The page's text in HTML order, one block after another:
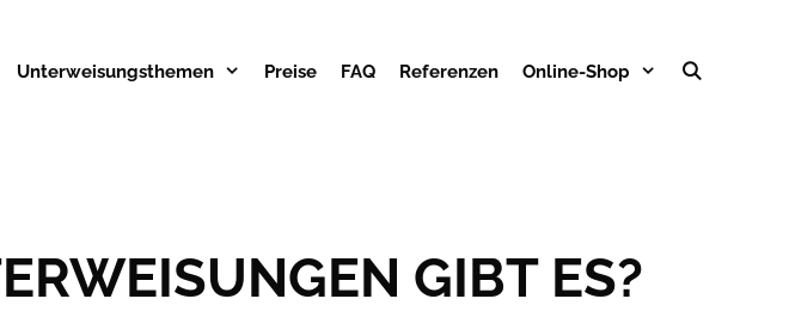
Unterweisungsthemen Preise FAQ Referenzen Online-Shop
GIBT ES?